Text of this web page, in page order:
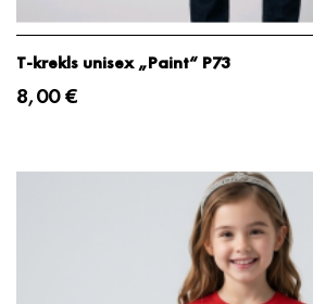
T-krekls unisex „Paint“ P73
8,00 €